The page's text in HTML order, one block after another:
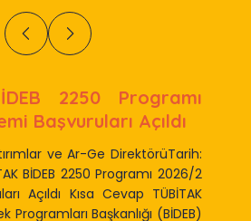
2250 Programı
Başvuruları Açıldı
ve Ar-Ge DirektörüTarih:
BİDEB 2250 Programı 2026/2
Açıldı Kısa Cevap TÜBİTAK
Programları Başkanlığı (BİDEB)